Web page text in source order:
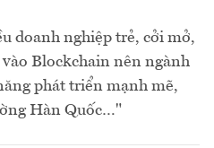
doanh nghiệp trẻ, cởi mở,
Blockchain nên ngành
phát triển mạnh mẽ,
Hàn Quốc…"